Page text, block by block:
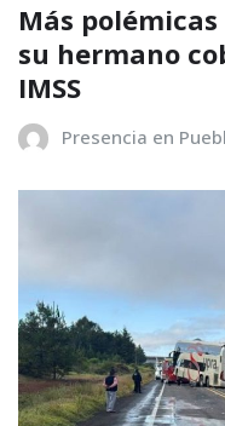
Más
su hermano
IMSS
Presencia en